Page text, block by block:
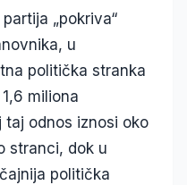
„pokriva“
u
politička stranka
miliona
taj odnos iznosi oko
stranci, dok u
politička